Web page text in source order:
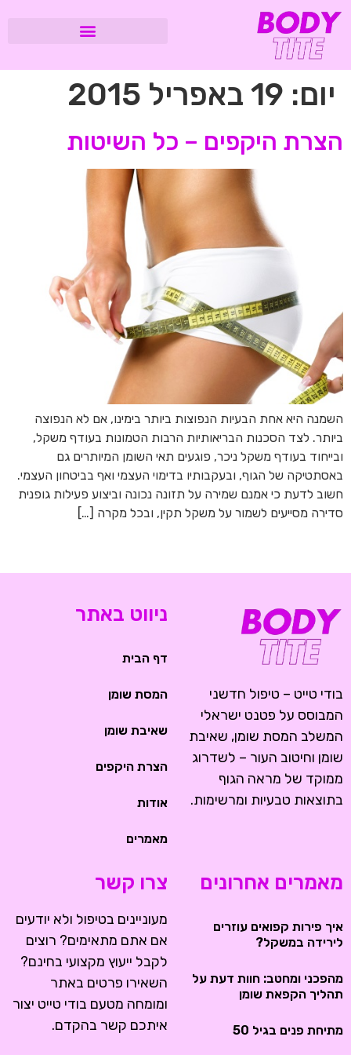
יום: 19 באפריל 2015
הצרת היקפים – כל השיטות
השמנה היא אחת הבעיות הנפוצות ביותר בימינו, אם לא הנפוצה
ביותר. לצד הסכנות הבריאותיות הרבות הטמונות בעודף משקל,
ובייחוד בעודף משקל ניכר, פוגעים תאי השומן המיותרים גם
באסתטיקה של הגוף, ובעקבותיו בדימוי העצמי ואף בביטחון העצמי.
חשוב לדעת כי אמנם שמירה על תזונה נכונה וביצוע פעילות גופנית
סדירה מסייעים לשמור על משקל תקין, ובכל מקרה […]
בודי טייט – טיפול חדשני
המבוסס על פטנט ישראלי
המשלב המסת שומן, שאיבת
שומן וחיטוב העור – לשדרוג
ממוקד של מראה הגוף
בתוצאות טבעיות ומרשימות.
ניווט באתר
דף הבית
המסת שומן
שאיבת שומן
הצרת היקפים
אודות
מאמרים
מאמרים אחרונים
איך פירות קפואים עוזרים
לירידה במשקל?
מהפכני ומחטב: חוות דעת על
תהליך הקפאת שומן
מתיחת פנים בגיל 50
צרו קשר
מעוניינים בטיפול ולא יודעים
אם אתם מתאימים? רוצים
לקבל ייעוץ מקצועי בחינם?
השאירו פרטים באתר
ומומחה מטעם בודי טייט יצור
איתכם קשר בהקדם.